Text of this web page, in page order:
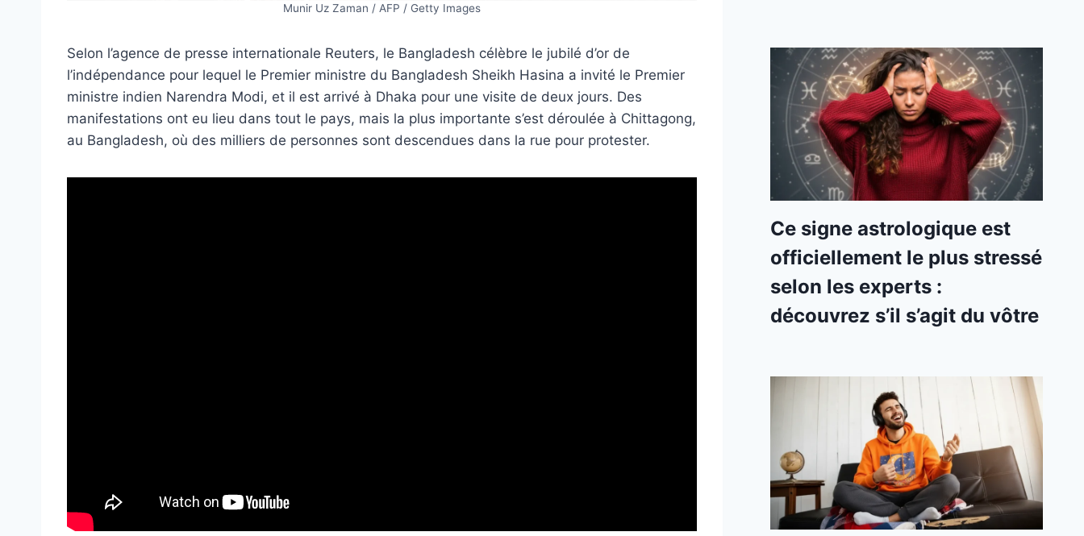
Munir Uz Zaman / AFP / Getty Images
Selon l’agence de presse internationale Reuters, le Bangladesh célèbre le jubilé d’or de
l’indépendance pour lequel le Premier ministre du Bangladesh Sheikh Hasina a invité le Premier
ministre indien Narendra Modi, et il est arrivé à Dhaka pour une visite de deux jours. Des
manifestations ont eu lieu dans tout le pays, mais la plus importante s’est déroulée à Chittagong,
au Bangladesh, où des milliers de personnes sont descendues dans la rue pour protester.
Ce signe astrologique est
officiellement le plus stressé
selon les experts :
découvrez s’il s’agit du vôtre